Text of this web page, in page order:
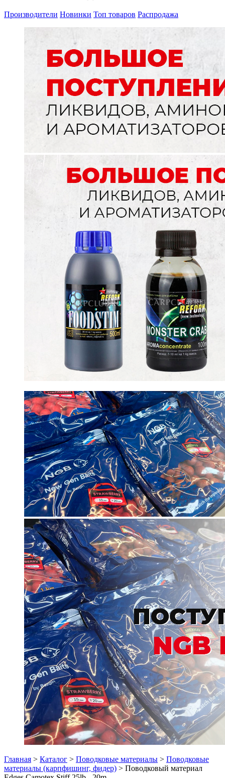
Производители Новинки Топ товаров Распродажа
Главная > Каталог > Поводковые материалы > Поводковые
материалы (карпфишинг, фидер) > Поводковый материал